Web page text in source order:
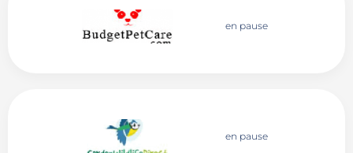
en pause
en pause